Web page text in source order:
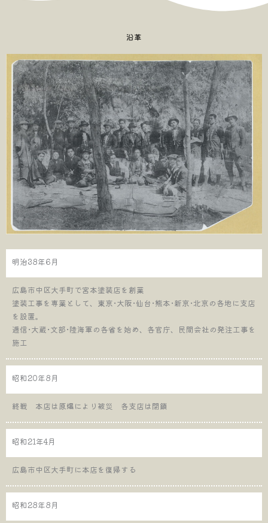
沿革
明治38年6月
広島市中区大手町で宮本塗装店を創業
塗装工事を専業として、東京･大阪･仙台･熊本･新京･北京の各地に支店
を設置。
逓信･大蔵･文部･陸海軍の各省を始め、各官庁、民間会社の発注工事を
施工
昭和20年8月
終戦 本店は原爆により被災 各支店は閉鎖
昭和21年4月
広島市中区大手町に本店を復帰する
昭和28年8月